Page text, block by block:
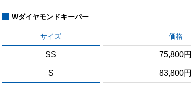
Wダイヤモンドキーパー
サイズ 価格
SS 75,800円
S 83,800円